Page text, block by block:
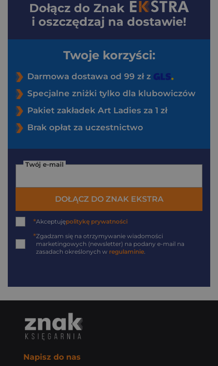
Dołącz do Znak
i oszczędzaj na dostawie!
Twoje korzyści:
Darmowa dostawa od 99 zł z
Specjalne zniżki tylko dla klubowiczów
Pakiet zakładek Art Ladies za 1 zł
Brak opłat za uczestnictwo
Twój e-mail
DOŁĄCZ DO ZNAK EKSTRA
*Akceptujępolitykę prywatności
*Zgadzam się na otrzymywanie wiadomości
marketingowych (newsletter) na podany e-mail na
zasadach określonych w regulaminie
Napisz do nas